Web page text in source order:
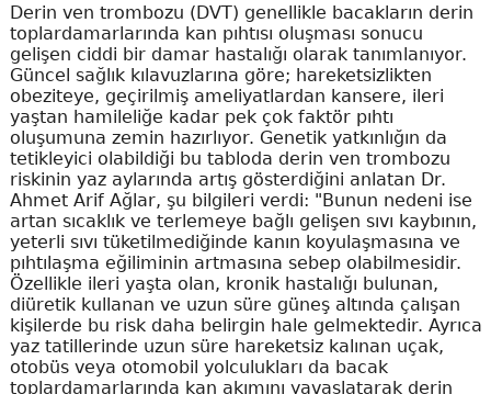
Derin ven trombozu (DVT) genellikle bacakların derin
toplardamarlarında kan pıhtısı oluşması sonucu
gelişen ciddi bir damar hastalığı olarak tanımlanıyor.
Güncel sağlık kılavuzlarına göre; hareketsizlikten
obeziteye, geçirilmiş ameliyatlardan kansere, ileri
yaştan hamileliğe kadar pek çok faktör pıhtı
oluşumuna zemin hazırlıyor. Genetik yatkınlığın da
tetikleyici olabildiği bu tabloda derin ven trombozu
riskinin yaz aylarında artış gösterdiğini anlatan Dr.
Ahmet Arif Ağlar, şu bilgileri verdi: "Bunun nedeni ise
artan sıcaklık ve terlemeye bağlı gelişen sıvı kaybının,
yeterli sıvı tüketilmediğinde kanın koyulaşmasına ve
pıhtılaşma eğiliminin artmasına sebep olabilmesidir.
Özellikle ileri yaşta olan, kronik hastalığı bulunan,
diüretik kullanan ve uzun süre güneş altında çalışan
kişilerde bu risk daha belirgin hale gelmektedir. Ayrıca
yaz tatillerinde uzun süre hareketsiz kalınan uçak,
otobüs veya otomobil yolculukları da bacak
toplardamarlarında kan akımını yavaşlatarak derin